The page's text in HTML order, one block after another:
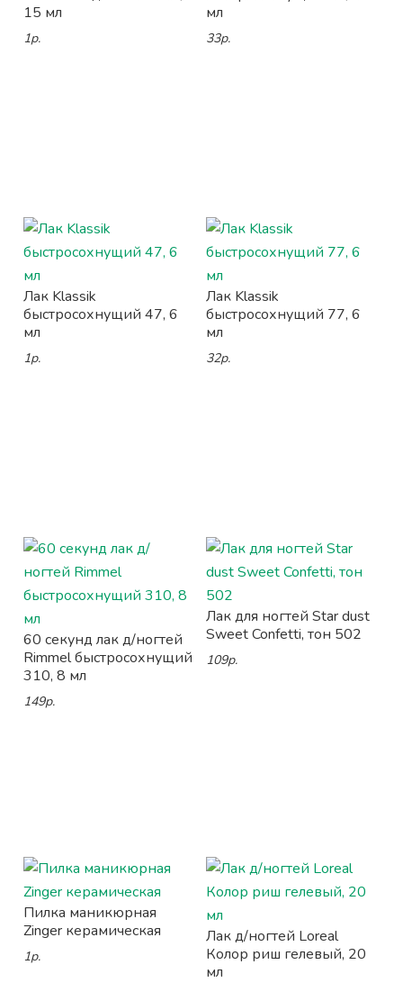
15 мл
1р.
мл
33р.
Лак Klassik
быстросохнущий 47, 6
мл
1р.
Лак Klassik
быстросохнущий 77, 6
мл
32р.
60 секунд лак д/ногтей
Rimmel быстросохнущий
310, 8 мл
149р.
Лак для ногтей Star dust
Sweet Confetti, тон 502
109р.
Пилка маникюрная
Zinger керамическая
1р.
Лак д/ногтей Loreal
Колор риш гелевый, 20
мл